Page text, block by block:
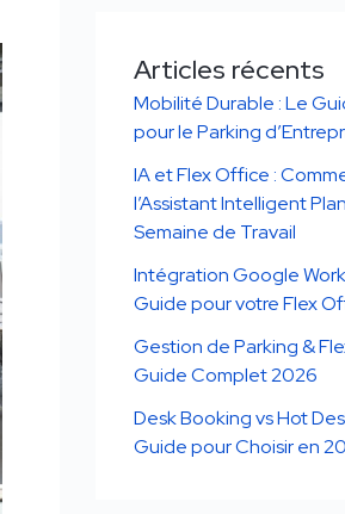
Articles récents
Mobilité Durable : Le
pour le Parking
IA et Flex Office :
l’Assistant Intelligent
Semaine de Travail
Intégration Google
Guide pour votre Flex
Gestion de Parking &
Guide Complet 2026
Desk Booking vs Hot
Guide pour Choisir en